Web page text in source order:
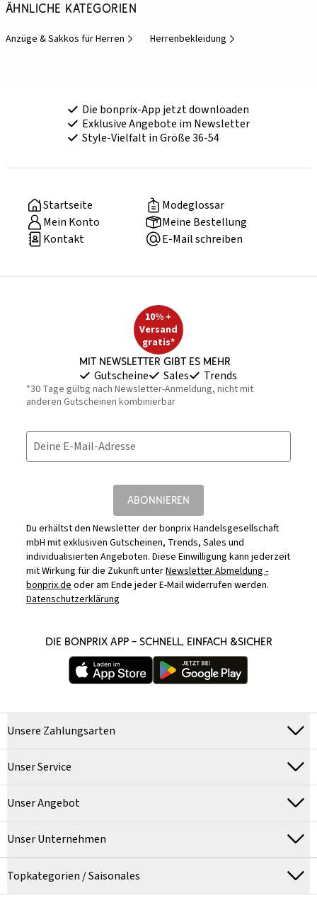
Ähnliche Kategorien
Anzüge & Sakkos für Herren Herrenbekleidung
Die bonprix-App jetzt downloaden
Exklusive Angebote im Newsletter
Style-Vielfalt in Größe 36-54
Startseite
Modeglossar
Mein Konto
Meine Bestellung
Kontakt
E-Mail schreiben
10% +
Versand
gratis*
Mit Newsletter gibt es mehr
Gutscheine Sales Trends
*30 Tage gültig nach Newsletter-Anmeldung, nicht mit
anderen Gutscheinen kombinierbar
Deine E-Mail-Adresse
ABONNIEREN
Du erhältst den Newsletter der bonprix Handelsgesellschaft
mbH mit exklusiven Gutscheinen, Trends, Sales und
individualisierten Angeboten. Diese Einwilligung kann jederzeit
mit Wirkung für die Zukunft unterNewsletter Abmeldung -
bonprix.deoder am Ende jeder E-Mail widerrufen werden.
Datenschutzerklärung
DIE BONPRIX APP – SCHNELL, EINFACH &SICHER
Unsere Zahlungsarten
Unser Service
Unser Angebot
Unser Unternehmen
Topkategorien / Saisonales